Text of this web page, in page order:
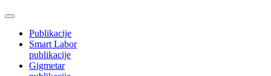
Publikacije
Smart Labor
publikacije
Gigmetar